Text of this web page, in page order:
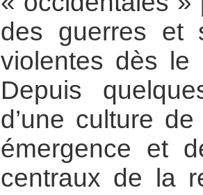
des guerres et
violentes dès le
Depuis
d’une culture
émergence et
centraux de la